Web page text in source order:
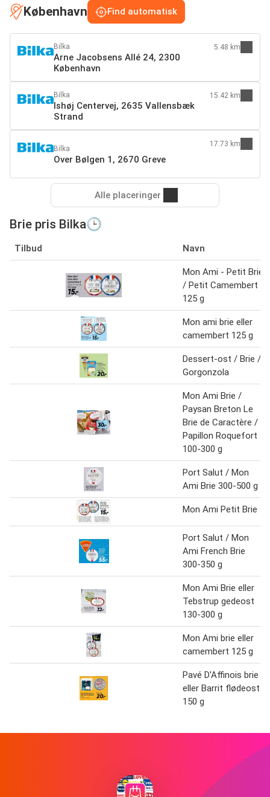
København Find automatisk
Bilka
Arne Jacobsens Allé 24, 2300
København
5.48 km
Bilka
Ishøj Centervej, 2635 Vallensbæk
Strand
15.42 km
Bilka
Over Bølgen 1, 2670 Greve
17.73 km
Alle placeringer
Brie pris Bilka🕒
Tilbud Navn
Mon Ami - Petit Brie
/ Petit Camembert
125 g
Mon ami brie eller
camembert 125 g
Dessert-ost / Brie /
Gorgonzola
Mon Ami Brie /
Paysan Breton Le
Brie de Caractère /
Papillon Roquefort
100-300 g
Port Salut / Mon
Ami Brie 300-500 g
Mon Ami Petit Brie
Port Salut / Mon
Ami French Brie
300-350 g
Mon Ami Brie eller
Tebstrup gedeost
130-300 g
Mon Ami brie eller
camembert 125 g
Pavé D'Affinois brie
eller Barrit flødeost
150 g